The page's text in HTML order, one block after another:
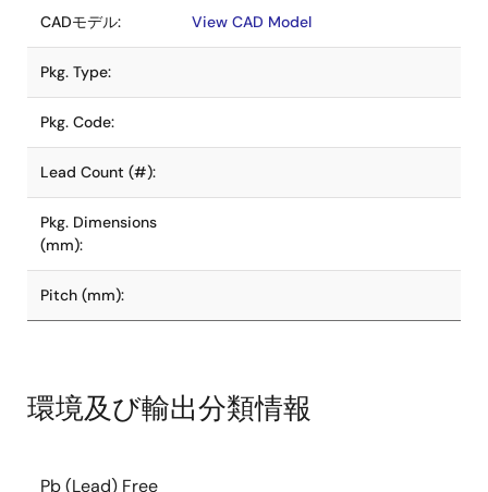
CADモデル: View CAD Model
Pkg. Type:
Pkg. Code:
Lead Count (#):
Pkg. Dimensions
(mm):
Pitch (mm):
環境及び輸出分類情報
Pb (Lead) Free